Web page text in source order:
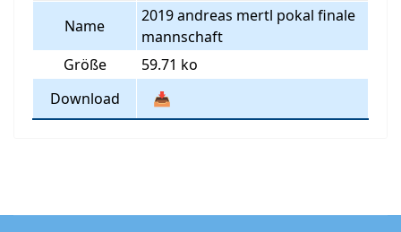
Name
2019 andreas mertl pokal finale
mannschaft
Größe
59.71 ko
Download
📥